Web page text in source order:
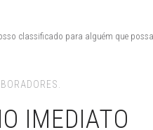
classificado para alguém que
IMEDIATO